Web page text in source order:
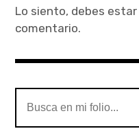
Lo siento, debes estar
comentario.